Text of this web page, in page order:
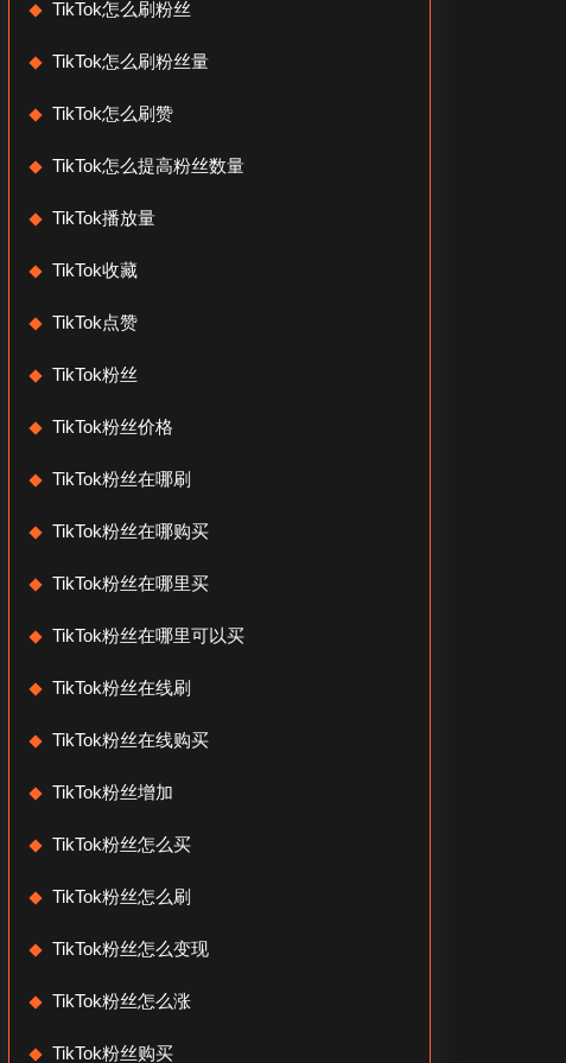
TikTok怎么刷粉丝
TikTok怎么刷粉丝量
TikTok怎么刷赞
TikTok怎么提高粉丝数量
TikTok播放量
TikTok收藏
TikTok点赞
TikTok粉丝
TikTok粉丝价格
TikTok粉丝在哪刷
TikTok粉丝在哪购买
TikTok粉丝在哪里买
TikTok粉丝在哪里可以买
TikTok粉丝在线刷
TikTok粉丝在线购买
TikTok粉丝增加
TikTok粉丝怎么买
TikTok粉丝怎么刷
TikTok粉丝怎么变现
TikTok粉丝怎么涨
TikTok粉丝购买